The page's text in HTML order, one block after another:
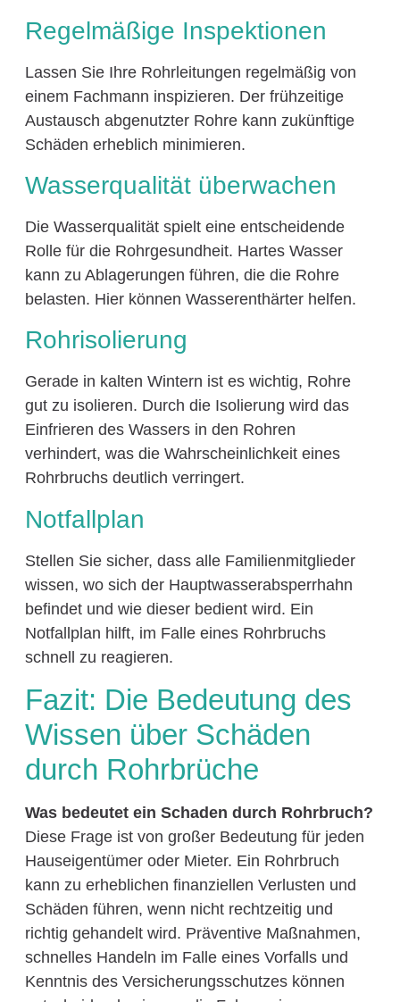
Regelmäßige Inspektionen
Lassen Sie Ihre Rohrleitungen regelmäßig von
einem Fachmann inspizieren. Der frühzeitige
Austausch abgenutzter Rohre kann zukünftige
Schäden erheblich minimieren.
Wasserqualität überwachen
Die Wasserqualität spielt eine entscheidende
Rolle für die Rohrgesundheit. Hartes Wasser
kann zu Ablagerungen führen, die die Rohre
belasten. Hier können Wasserenthärter helfen.
Rohrisolierung
Gerade in kalten Wintern ist es wichtig, Rohre
gut zu isolieren. Durch die Isolierung wird das
Einfrieren des Wassers in den Rohren
verhindert, was die Wahrscheinlichkeit eines
Rohrbruchs deutlich verringert.
Notfallplan
Stellen Sie sicher, dass alle Familienmitglieder
wissen, wo sich der Hauptwasserabsperrhahn
befindet und wie dieser bedient wird. Ein
Notfallplan hilft, im Falle eines Rohrbruchs
schnell zu reagieren.
Fazit: Die Bedeutung des
Wissen über Schäden
durch Rohrbrüche
Was bedeutet ein Schaden durch Rohrbruch?
Diese Frage ist von großer Bedeutung für jeden
Hauseigentümer oder Mieter. Ein Rohrbruch
kann zu erheblichen finanziellen Verlusten und
Schäden führen, wenn nicht rechtzeitig und
richtig gehandelt wird. Präventive Maßnahmen,
schnelles Handeln im Falle eines Vorfalls und
Kenntnis des Versicherungsschutzes können